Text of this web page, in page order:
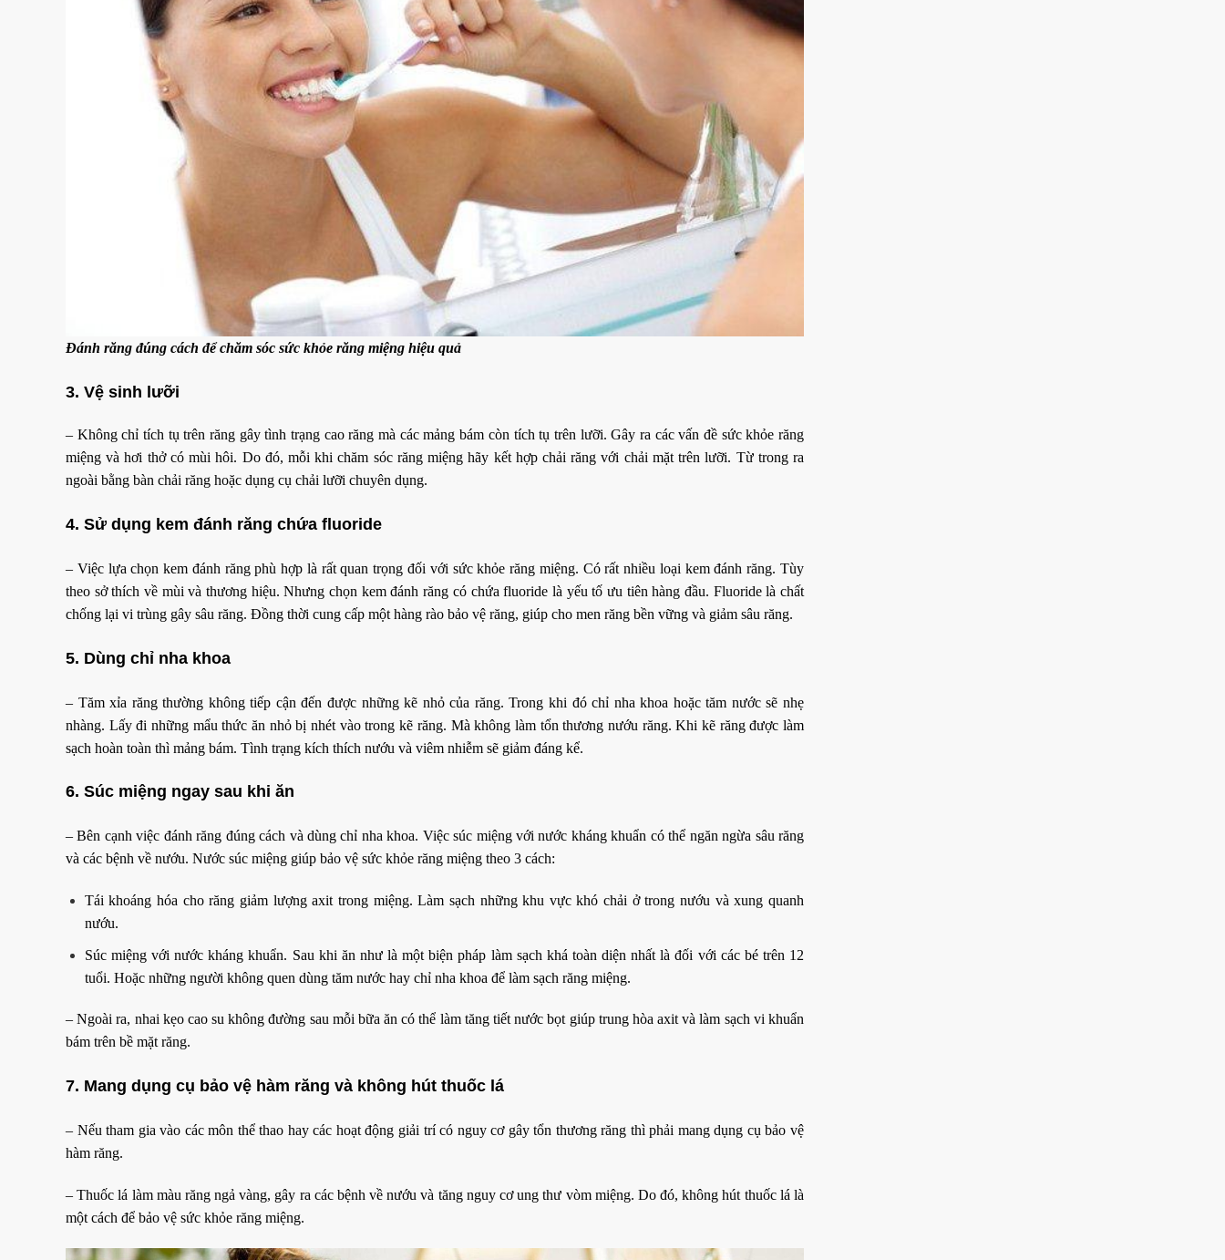
Đánh răng đúng cách để chăm sóc sức khỏe răng miệng hiệu quả
3. Vệ sinh lưỡi
– Không chỉ tích tụ trên răng gây tình trạng cao răng mà các mảng bám còn tích tụ trên lưỡi. Gây ra các vấn đề sức khỏe răng
miệng và hơi thở có mùi hôi. Do đó, mỗi khi chăm sóc răng miệng hãy kết hợp chải răng với chải mặt trên lưỡi. Từ trong ra
ngoài bằng bàn chải răng hoặc dụng cụ chải lưỡi chuyên dụng.
4. Sử dụng kem đánh răng chứa fluoride
– Việc lựa chọn kem đánh răng phù hợp là rất quan trọng đối với sức khỏe răng miệng. Có rất nhiều loại kem đánh răng. Tùy
theo sở thích về mùi và thương hiệu. Nhưng chọn kem đánh răng có chứa fluoride là yếu tố ưu tiên hàng đầu. Fluoride là chất
chống lại vi trùng gây sâu răng. Đồng thời cung cấp một hàng rào bảo vệ răng, giúp cho men răng bền vững và giảm sâu răng.
5. Dùng chỉ nha khoa
– Tăm xỉa răng thường không tiếp cận đến được những kẽ nhỏ của răng. Trong khi đó chỉ nha khoa hoặc tăm nước sẽ nhẹ
nhàng. Lấy đi những mẩu thức ăn nhỏ bị nhét vào trong kẽ răng. Mà không làm tổn thương nướu răng. Khi kẽ răng được làm
sạch hoàn toàn thì mảng bám. Tình trạng kích thích nướu và viêm nhiễm sẽ giảm đáng kể.
6. Súc miệng ngay sau khi ăn
– Bên cạnh việc đánh răng đúng cách và dùng chỉ nha khoa. Việc súc miệng với nước kháng khuẩn có thể ngăn ngừa sâu răng
và các bệnh về nướu. Nước súc miệng giúp bảo vệ sức khỏe răng miệng theo 3 cách:
Tái khoáng hóa cho răng giảm lượng axit trong miệng. Làm sạch những khu vực khó chải ở trong nướu và xung quanh
nướu.
Súc miệng với nước kháng khuẩn. Sau khi ăn như là một biện pháp làm sạch khá toàn diện nhất là đối với các bé trên 12
tuổi. Hoặc những người không quen dùng tăm nước hay chỉ nha khoa để làm sạch răng miệng.
– Ngoài ra, nhai kẹo cao su không đường sau mỗi bữa ăn có thể làm tăng tiết nước bọt giúp trung hòa axit và làm sạch vi khuẩn
bám trên bề mặt răng.
7. Mang dụng cụ bảo vệ hàm răng và không hút thuốc lá
– Nếu tham gia vào các môn thể thao hay các hoạt động giải trí có nguy cơ gây tổn thương răng thì phải mang dụng cụ bảo vệ
hàm răng.
– Thuốc lá làm màu răng ngả vàng, gây ra các bệnh về nướu và tăng nguy cơ ung thư vòm miệng. Do đó, không hút thuốc lá là
một cách để bảo vệ sức khỏe răng miệng.